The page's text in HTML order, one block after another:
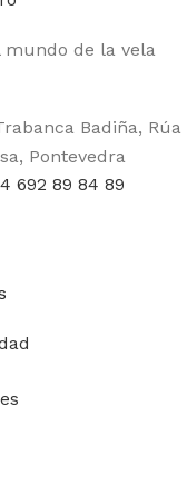
mundo de la vela
Badiña, Rúa
Pontevedra
692 89 84 89